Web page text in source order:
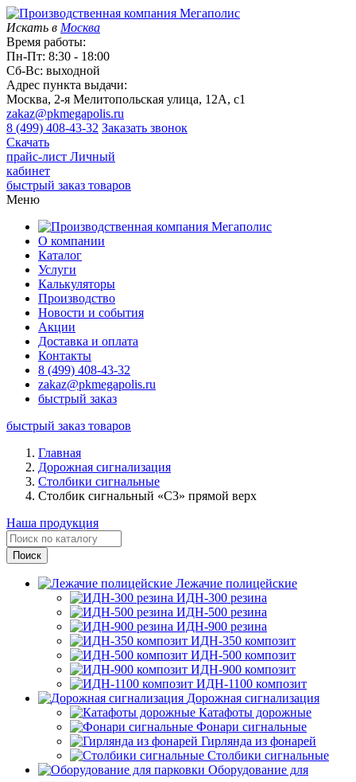
Искать в Москва
Время работы:
Пн-Пт: 8:30 - 18:00
Сб-Вс: выходной
Адрес пункта выдачи:
Москва, 2-я Мелитопольская улица, 12А, с1
zakaz@pkmegapolis.ru
8 (499) 408-43-32 Заказать звонок
Скачать
прайс-лист Личный
кабинет
быстрый заказ товаров
Меню
О компании
Каталог
Услуги
Калькуляторы
Производство
Новости и события
Акции
Доставка и оплата
Контакты
8 (499) 408-43-32
zakaz@pkmegapolis.ru
быстрый заказ
быстрый заказ товаров
Главная
Дорожная сигнализация
Столбики сигнальные
Столбик сигнальный «С3» прямой верх
Наша продукция
Лежачие полицейские
ИДН-300 резина
ИДН-500 резина
ИДН-900 резина
ИДН-350 композит
ИДН-500 композит
ИДН-900 композит
ИДН-1100 композит
Дорожная сигнализация
Катафоты дорожные
Фонари сигнальные
Гирлянда из фонарей
Столбики сигнальные
Оборудование для